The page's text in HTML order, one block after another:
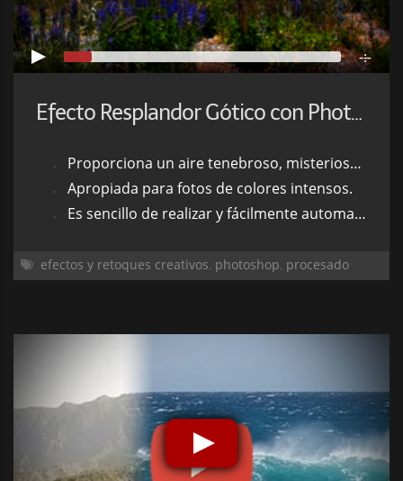
-:--
Efecto Resplandor Gótico con Photoshop
Proporciona un aire tenebroso, misterioso, de ahí el nombre de "gótico".
Apropiada para fotos de colores intensos.
Es sencillo de realizar y fácilmente automatizable.
efectos y retoques creativos, photoshop, procesado